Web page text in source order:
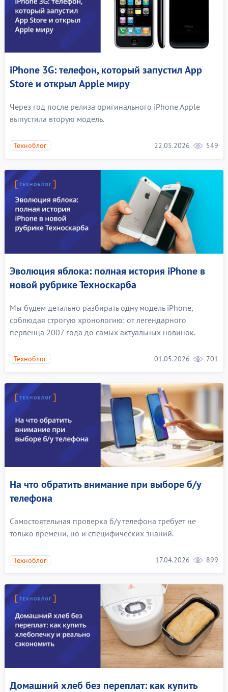
iPhone 3G: телефон, который запустил App
Store и открыл Apple миру
Через год после релиза оригинального iPhone Apple
выпустила вторую модель.
Техноблог 22.05.2026 549
Эволюция яблока: полная история iPhone в
новой рубрике Техноскарба
Мы будем детально разбирать одну модель iPhone,
соблюдая строгую хронологию: от легендарного
первенца 2007 года до самых актуальных новинок.
Техноблог 01.05.2026 701
На что обратить внимание при выборе б/у
телефона
Самостоятельная проверка б/у телефона требует не
только времени, но и специфических знаний.
Техноблог 17.04.2026 899
Домашний хлеб без переплат: как купить